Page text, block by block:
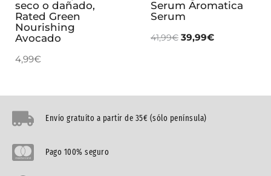
seco o dañado,
Rated Green
Nourishing
Avocado
4,99€
Serum Aromatica
Serum
41,99€ 39,99€
Envío gratuíto a partir de 35€ (sólo península)
Pago 100% seguro